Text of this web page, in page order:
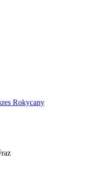
Rokycany